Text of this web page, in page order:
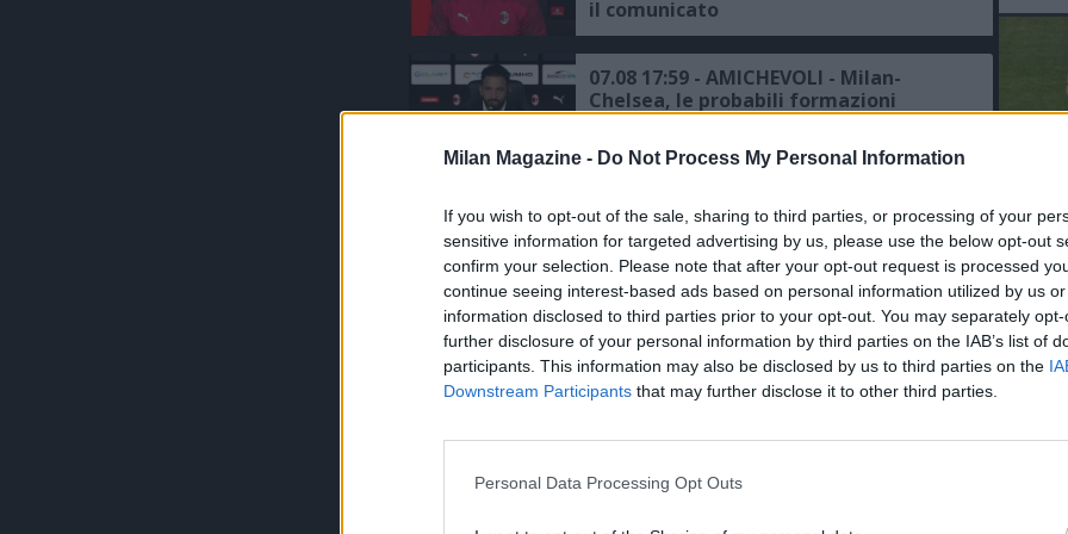
Milan Magazine - Do Not Process My Personal Information
If you wish to opt-out of the sale, sharing to third parties, or processing of your
sensitive information for targeted advertising by us, please use the below opt-out
confirm your selection. Please note that after your opt-out request is processed
continue seeing interest-based ads based on personal information utilized by us
information disclosed to third parties prior to your opt-out. You may separately
further disclosure of your personal information by third parties on the IAB’s list of
participants. This information may also be disclosed by us to third parties on the
Downstream Participants that may further disclose it to other third parties.
Personal Data Processing Opt Outs
il comunicato
07.08 17:59 - AMICHEVOLI - Milan-
Chelsea, le probabili formazioni
gruppo è numeroso e siamo al
momento in cui ho bisogno di
raccogliere le informazioni per fare le
scelte giuste"
07.08 13:49 - AMICHEVOLI - Inter avanti
ma ad alta quota (2,13) nel derby
d’Italia con la Juve, il Milan insegue
contro il Chelsea
voglio esprimermi al massimo, ho
continuità, avremmo voluto
del